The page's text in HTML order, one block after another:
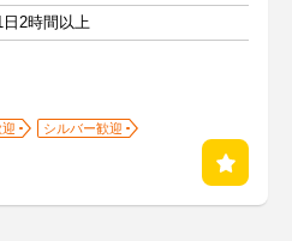
2時間以上
シルバー歓迎